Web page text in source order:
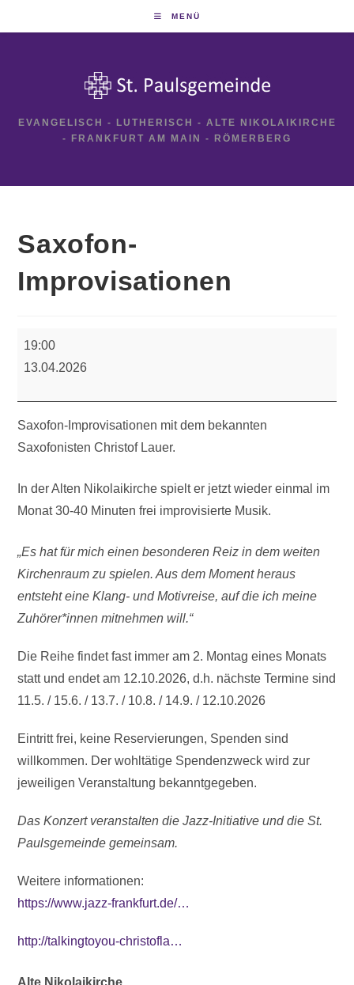
MENÜ
EVANGELISCH - LUTHERISCH - ALTE NIKOLAIKIRCHE
- FRANKFURT AM MAIN - RÖMERBERG
Saxofon-
Improvisationen
19:00
13.04.2026
Saxofon-Improvisationen mit dem bekannten
Saxofonisten Christof Lauer.
In der Alten Nikolaikirche spielt er jetzt wieder einmal im
Monat 30-40 Minuten frei improvisierte Musik.
„Es hat für mich einen besonderen Reiz in dem weiten
Kirchenraum zu spielen. Aus dem Moment heraus
entsteht eine Klang- und Motivreise, auf die ich meine
Zuhörer*innen mitnehmen will.“
Die Reihe findet fast immer am 2. Montag eines Monats
statt und endet am 12.10.2026, d.h. nächste Termine sind
11.5. / 15.6. / 13.7. / 10.8. / 14.9. / 12.10.2026
Eintritt frei, keine Reservierungen, Spenden sind
willkommen. Der wohltätige Spendenzweck wird zur
jeweiligen Veranstaltung bekanntgegeben.
Das Konzert veranstalten die Jazz-Initiative und die St.
Paulsgemeinde gemeinsam.
Weitere informationen:
https://www.jazz-frankfurt.de/…
http://talkingtoyou-christofla…
Alte Nikolaikirche